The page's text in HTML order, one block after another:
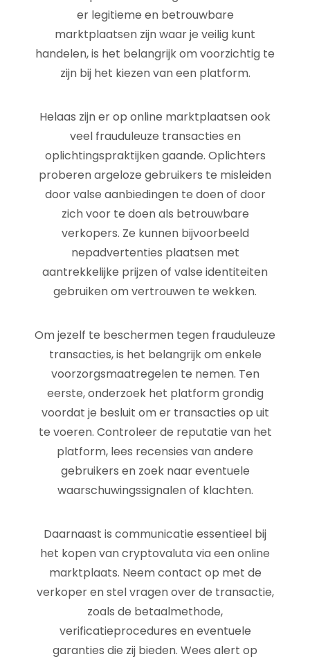
er legitieme en betrouwbare
marktplaatsen zijn waar je veilig kunt
handelen, is het belangrijk om voorzichtig te
zijn bij het kiezen van een platform.
Helaas zijn er op online marktplaatsen ook
veel frauduleuze transacties en
oplichtingspraktijken gaande. Oplichters
proberen argeloze gebruikers te misleiden
door valse aanbiedingen te doen of door
zich voor te doen als betrouwbare
verkopers. Ze kunnen bijvoorbeeld
nepadvertenties plaatsen met
aantrekkelijke prijzen of valse identiteiten
gebruiken om vertrouwen te wekken.
Om jezelf te beschermen tegen frauduleuze
transacties, is het belangrijk om enkele
voorzorgsmaatregelen te nemen. Ten
eerste, onderzoek het platform grondig
voordat je besluit om er transacties op uit
te voeren. Controleer de reputatie van het
platform, lees recensies van andere
gebruikers en zoek naar eventuele
waarschuwingssignalen of klachten.
Daarnaast is communicatie essentieel bij
het kopen van cryptovaluta via een online
marktplaats. Neem contact op met de
verkoper en stel vragen over de transactie,
zoals de betaalmethode,
verificatieprocedures en eventuele
garanties die zij bieden. Wees alert op